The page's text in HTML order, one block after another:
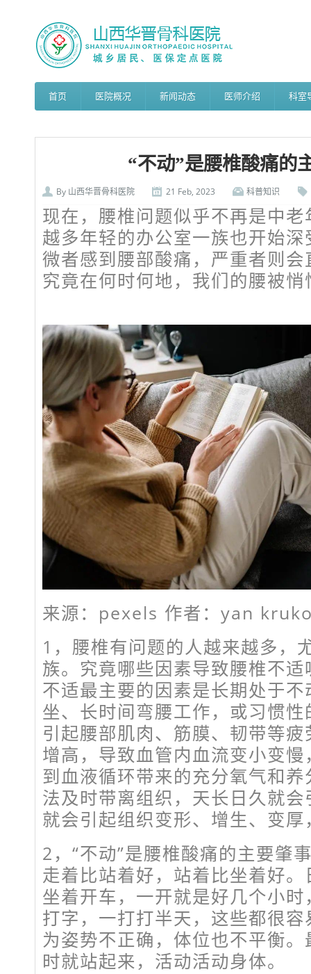
首页 医院概况 新闻动态 医师介绍 科室
“不动”是腰椎酸痛的
By 山西华晋骨科医院 21 Feb, 2023 科普知识
现在，腰椎问题似乎不再是中老
越多年轻的办公室一族也开始
微者感到腰部酸痛，严重者则
究竟在何时何地，我们的腰被悄
来源：pexels 作者：yan
1，腰椎有问题的人越来越多，
族。究竟哪些因素导致腰椎不
不适最主要的因素是长期处于
坐、长时间弯腰工作，或习惯
引起腰部肌肉、筋膜、韧带等
增高，导致血管内血流变小变
到血液循环带来的充分氧气和
法及时带离组织，天长日久就
就会引起组织变形、增生、变
2，“不动”是腰椎酸痛的主要肇
走着比站着好，站着比坐着好
坐着开车，一开就是好几个小
打字，一打打半天，这些都很
为姿势不正确，体位也不平衡
时就站起来，活动活动身体。